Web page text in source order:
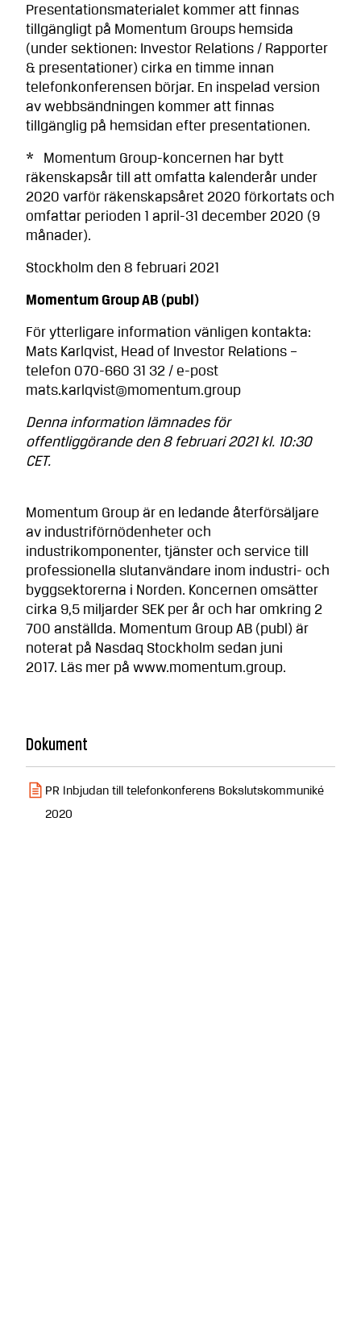
Presentationsmaterialet kommer att finnas
tillgängligt på Momentum Groups hemsida
(under sektionen: Investor Relations / Rapporter
& presentationer) cirka en timme innan
telefonkon­ferensen börjar. En inspelad version
av webbsändningen kommer att finnas
tillgänglig på hemsidan efter presentationen.
* Momentum Group-koncernen har bytt
räkenskapsår till att omfatta kalenderår under
2020 varför räkenskapsåret 2020 förkortats och
omfattar perioden 1 april-31 december 2020 (9
månader).
Stockholm den 8 februari 2021
Momentum Group AB (publ)
För ytterligare information vänligen kontakta:
Mats Karlqvist, Head of Investor Relations –
telefon 070-660 31 32 / e-post
mats.karlqvist@momentum.group
Denna information lämnades för
offentliggörande den 8 februari 2021 kl. 10:30
CET.
Momentum Group är en ledande återförsäljare
av industriförnödenheter och
industrikomponenter, tjänster och service till
professionella slutanvändare inom industri- och
byggsektorerna i Norden. Koncernen omsätter
cirka 9,5 miljarder SEK per år och har omkring 2
700 anställda. Momentum Group AB (publ) är
noterat på Nasdaq Stockholm sedan juni
2017. Läs mer på www.momentum.group.
Dokument
PR Inbjudan till telefonkonferens Bokslutskommuniké
2020